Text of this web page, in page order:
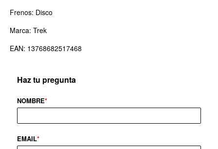
Frenos: Disco
Marca: Trek
EAN: 13768682517468
Haz tu pregunta
NOMBRE*
EMAIL*